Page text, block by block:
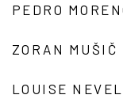
PEDRO
ZORAN MUŠIČ
LOUISE